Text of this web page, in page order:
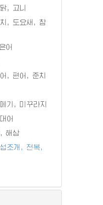
, 고니
, 도요새, 참
어
, 편어, 준치
기, 미꾸라지
어
해삼
조개, 전복,